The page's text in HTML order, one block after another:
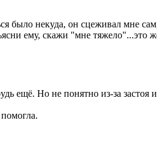
было некуда, он сцеживал мне
ему, скажи "мне тяжело"...это
ещё. Но не понятно из-за застоя